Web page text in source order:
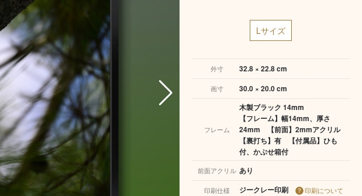
Lサイズ
外寸 32.8 × 22.8 cm
画寸 30.0 × 20.0 cm
フレーム
木製ブラック 14mm
【フレーム】幅14mm、厚さ
24mm 【前面】2mmアクリル
【裏打ち】有 【付属品】ひも
付、かぶせ箱付
前面アクリル あり
印刷仕様 ジークレー印刷 印刷について